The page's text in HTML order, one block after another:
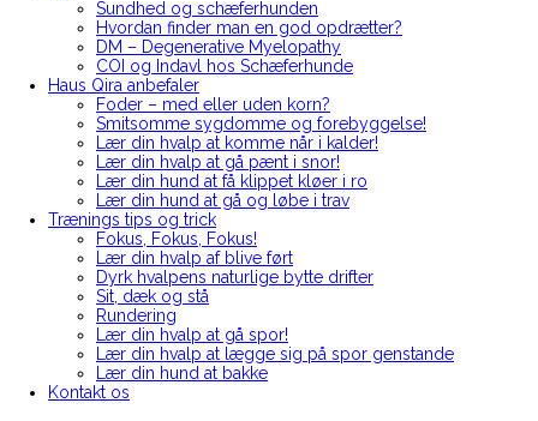
Sundhed og schæferhunden
Hvordan finder man en god opdrætter?
DM – Degenerative Myelopathy
COI og Indavl hos Schæferhunde
Haus Qira anbefaler
Foder – med eller uden korn?
Smitsomme sygdomme og forebyggelse!
Lær din hvalp at komme når i kalder!
Lær din hvalp at gå pænt i snor!
Lær din hund at få klippet kløer i ro
Lær din hund at gå og løbe i trav
Trænings tips og trick
Fokus, Fokus, Fokus!
Lær din hvalp af blive ført
Dyrk hvalpens naturlige bytte drifter
Sit, dæk og stå
Rundering
Lær din hvalp at gå spor!
Lær din hvalp at lægge sig på spor genstande
Lær din hund at bakke
Kontakt os